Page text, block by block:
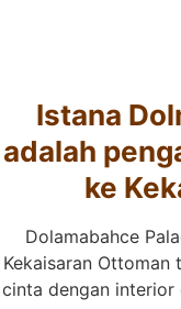
Istana
adalah
ke
Dolamabahce
Kekaisaran Ottoman
cinta dengan interior